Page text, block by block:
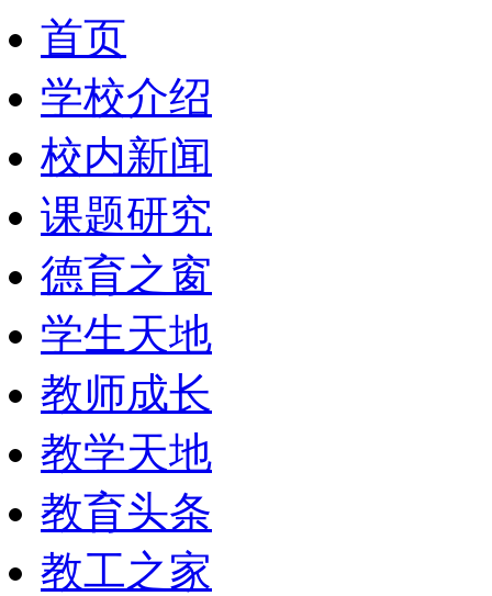
首页
学校介绍
校内新闻
课题研究
德育之窗
学生天地
教师成长
教学天地
教育头条
教工之家